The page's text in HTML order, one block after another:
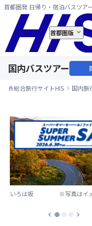
首都圏発 日帰り・宿泊バスツア
首都圏版
国内バスツアー
home総合旅行サイトHIS 国内旅
いろは坂 ※写真はイ
chevron_left chevron_right